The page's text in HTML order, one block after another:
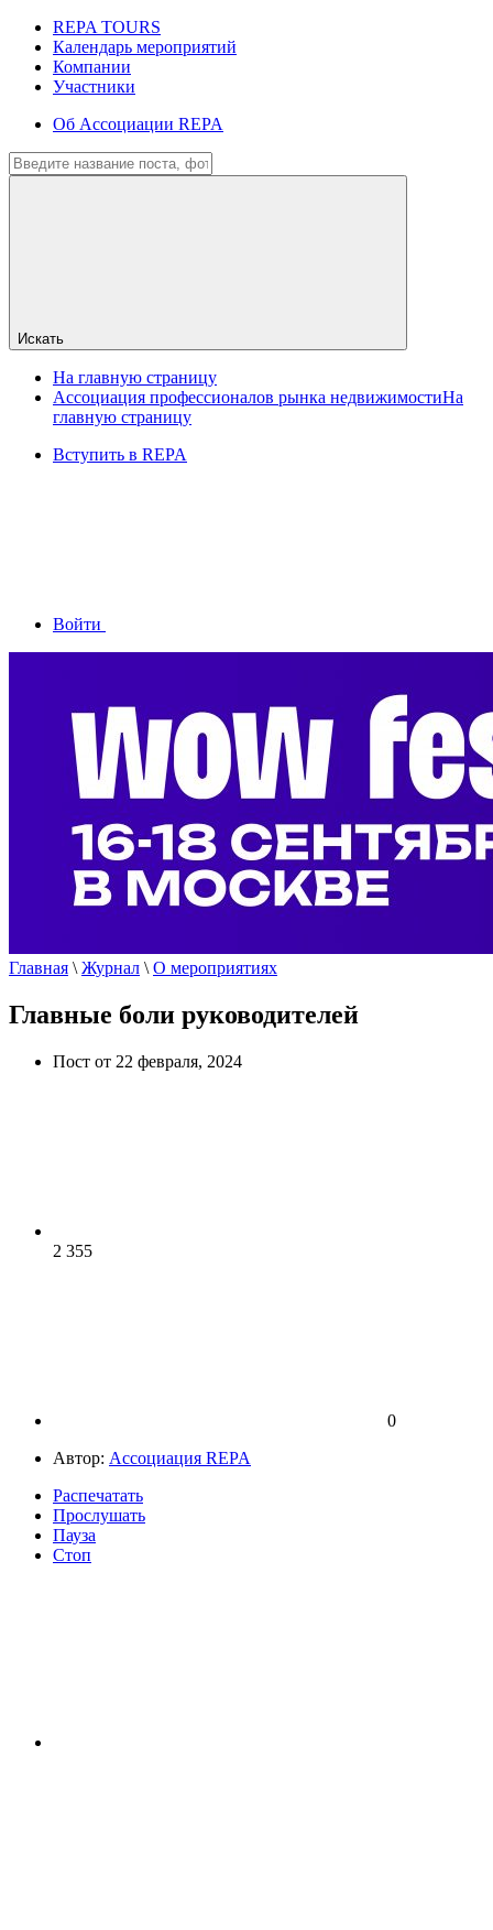
REPA TOURS
Календарь мероприятий
Компании
Участники
Об Ассоциации REPA
Искать
На главную страницу
Ассоциация профессионалов рынка недвижимостиНа
главную страницу
Вступить в REPA
Войти
Главная \ Журнал \ О мероприятиях
Главные боли руководителей
Пост от 22 февраля, 2024
2 355
0
Автор: Ассоциация REPA
Распечатать
Прослушать
Пауза
Стоп